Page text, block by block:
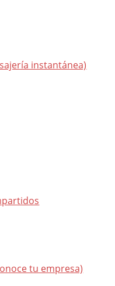
instantánea)
tu empresa)